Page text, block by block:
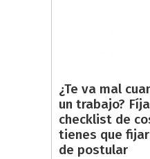
¿Te va mal
un trabajo?
checklist de
tienes que
de postular